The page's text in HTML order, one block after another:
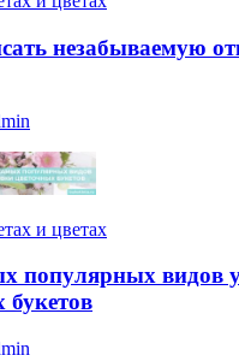
незабываемую
и цветах
популярных видов
букетов